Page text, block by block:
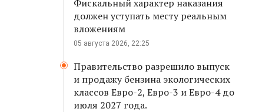
Фискальный характер наказания
должен уступать месту реальным
вложениям
05 августа 2026, 22:25
Правительство разрешило выпуск
и продажу бензина экологических
классов Евро-2, Евро-3 и Евро-4 до
июля 2027 года.